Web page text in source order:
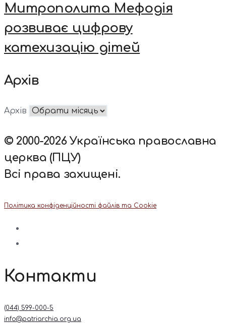
Митрополита Мефодія
розвиває цифрову
катехизацію дітей
Архів
Архів
© 2000-2026 Українська православна
церква (ПЦУ)
Всі права захищені.
Політика конфіденційності файлів та Cookie
Контакти
(044) 599-000-5
info@patriarchia.org.ua